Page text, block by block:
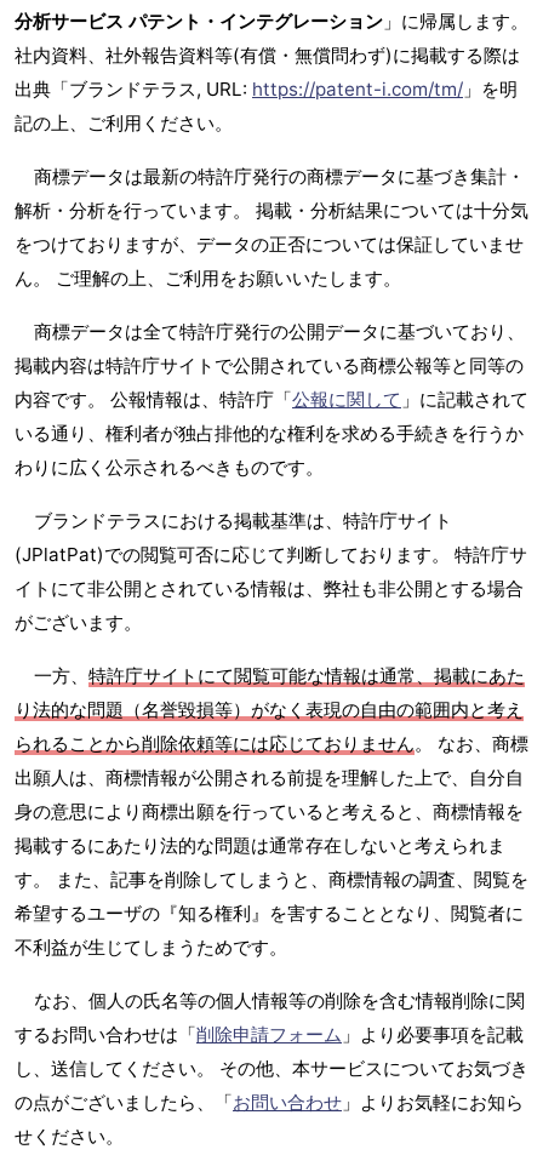
分析サービス パテント・インテグレーション 」に帰属します。
社内資料、社外報告資料等(有償・無償問わず)に掲載する際は
出典「ブランドテラス, URL: https://patent-i.com/tm/ 」を明
記の上、ご利用ください。
商標データは最新の特許庁発行の商標データに基づき集計・
解析・分析を行っています。 掲載・分析結果については十分気
をつけておりますが、データの正否については保証していませ
ん。 ご理解の上、ご利用をお願いいたします。
商標データは全て特許庁発行の公開データに基づいており、
掲載内容は特許庁サイトで公開されている商標公報等と同等の
内容です。 公報情報は、特許庁「公報に関して 」に記載されて
いる通り、権利者が独占排他的な権利を求める手続きを行うか
わりに広く公示されるべきものです。
ブランドテラスにおける掲載基準は、特許庁サイト
(JPlatPat)での閲覧可否に応じて判断しております。 特許庁サ
イトにて非公開とされている情報は、弊社も非公開とする場合
がございます。
一方、 特許庁サイトにて閲覧可能な情報は通常、掲載にあた
り法的な問題（名誉毀損等）がなく表現の自由の範囲内と考え
られることから削除依頼等には応じておりません。 なお、商標
出願人は、商標情報が公開される前提を理解した上で、自分自
身の意思により商標出願を行っていると考えると、商標情報を
掲載するにあたり法的な問題は通常存在しないと考えられま
す。 また、記事を削除してしまうと、商標情報の調査、閲覧を
希望するユーザの『知る権利』を害することとなり、閲覧者に
不利益が生じてしまうためです。
なお、個人の氏名等の個人情報等の削除を含む情報削除に関
するお問い合わせは「削除申請フォーム 」より必要事項を記載
し、送信してください。 その他、本サービスについてお気づき
の点がございましたら、「お問い合わせ 」よりお気軽にお知ら
せください。